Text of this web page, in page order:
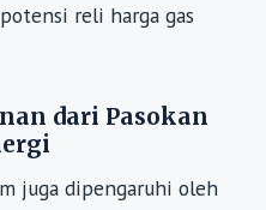
reli harga gas
dari Pasokan
juga dipengaruhi oleh